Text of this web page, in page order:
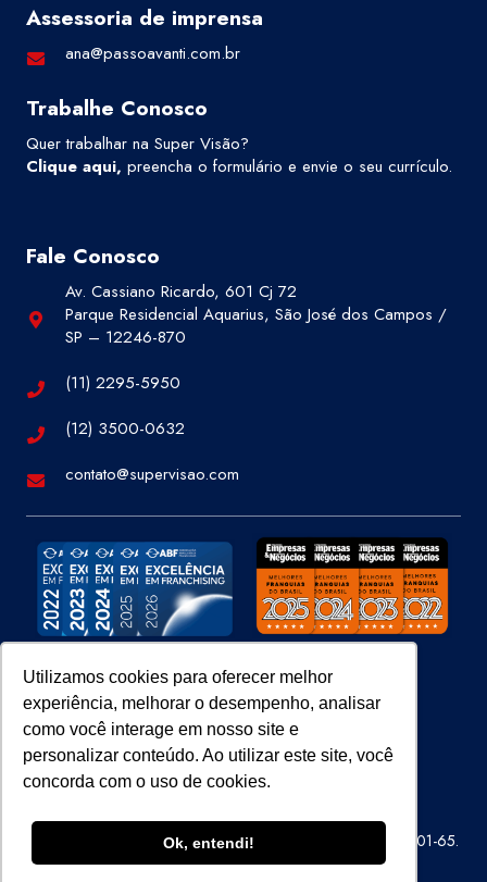
Utilizamos cookies para oferecer melhor
experiência, melhorar o desempenho, analisar
como você interage em nosso site e
personalizar conteúdo. Ao utilizar este site, você
concorda com o uso de cookies.
Ok, entendi!
ENTRE EM CONTATO
Assessoria de imprensa
ana@passoavanti.com.br
Trabalhe Conosco
Quer trabalhar na Super Visão?
Clique aqui, preencha o formulário e envie o seu currículo.
Fale Conosco
Av. Cassiano Ricardo, 601 Cj 72
Parque Residencial Aquarius, São José dos Campos /
SP – 12246-870
(11) 2295-5950
(12) 3500-0632
contato@supervisao.com
Site 100% Seguro
Super Visão Perícias e Vistorias Ltda – CNPJ 07.686.414/0001-65.